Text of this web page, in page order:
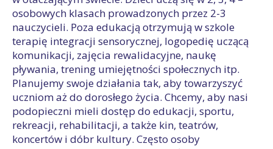
osobowych klasach prowadzonych przez 2-3
nauczycieli. Poza edukacją otrzymują w szkole
terapię integracji sensorycznej, logopedię uczącą
komunikacji, zajęcia rewalidacyjne, naukę
pływania, trening umiejętności społecznych itp.
Planujemy swoje działania tak, aby towarzyszyć
uczniom aż do dorosłego życia. Chcemy, aby nasi
podopieczni mieli dostęp do edukacji, sportu,
rekreacji, rehabilitacji, a także kin, teatrów,
koncertów i dóbr kultury. Często osoby